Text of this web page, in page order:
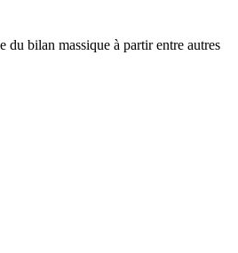
du bilan massique à partir entre autres